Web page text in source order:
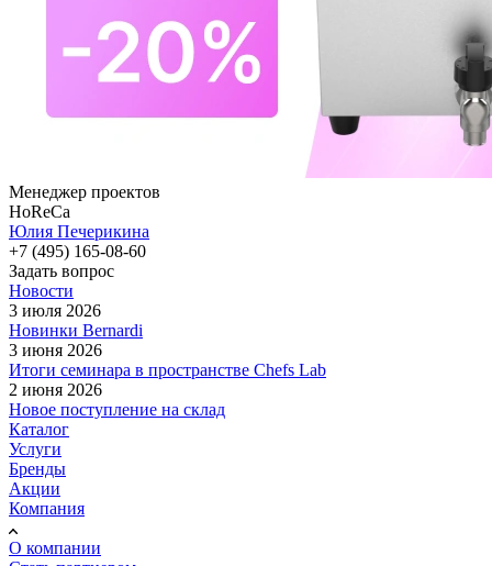
Менеджер проектов
HoReCa
Юлия Печерикина
+7 (495) 165-08-60
Задать вопрос
Новости
3 июля 2026
Новинки Bernardi
3 июня 2026
Итоги семинара в пространстве Chefs Lab
2 июня 2026
Новое поступление на склад
Каталог
Услуги
Бренды
Акции
Компания
О компании